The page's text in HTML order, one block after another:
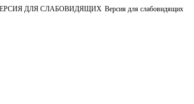
Версия для слабовидящих